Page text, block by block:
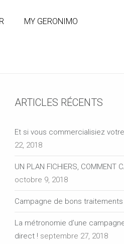
MY GERONIMO
ARTICLES RÉCENTS
Et si vous commercialisiez
22, 2018
UN PLAN FICHIERS, COMMENT
octobre 9, 2018
Campagne de bons traitements
La métronomie d’une
direct ! septembre 27, 2018